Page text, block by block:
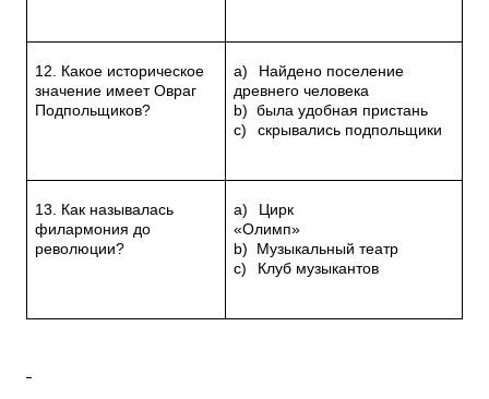
12. Какое историческое
значение имеет Овраг
Подпольщиков?
a)
Найдено поселение
древнего человека
b)
была удобная пристань
c)
скрывались подпольщики
13. Как называлась
филармония до
революции?
a)
Цирк
«Олимп»
b)
Музыкальный театр
c)
Клуб музыкантов